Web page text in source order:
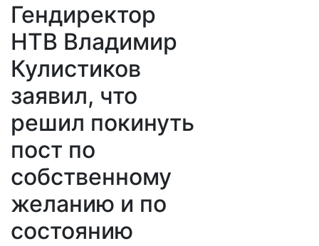
Гендиректор
НТВ Владимир
Кулистиков
заявил, что
решил покинуть
пост по
собственному
желанию и по
состоянию